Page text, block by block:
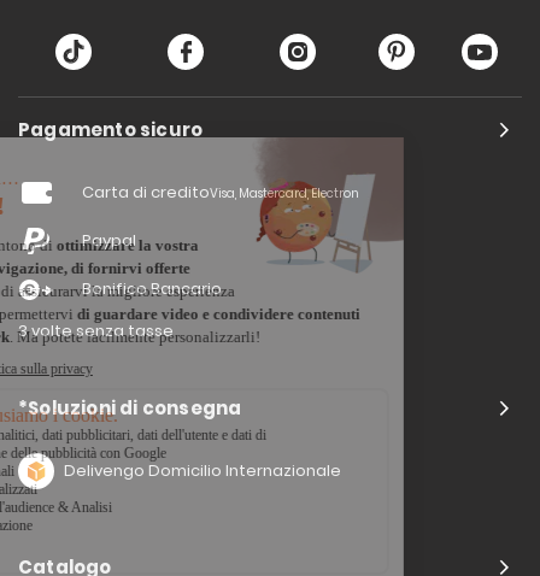
Pagamento sicuro
Carta di creditoVisa, Mastercard, Electron
Paypal
Bonifico Bancario
3 volte senza tasse
*Soluzioni di consegna
Delivengo Domicilio Internazionale
Catalogo